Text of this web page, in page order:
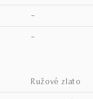
–
–
ružové zlato